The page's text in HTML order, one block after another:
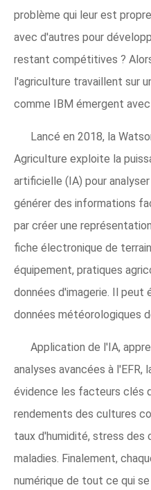
problème qui leur est
avec d'autres pour
restant compétitives ?
l'agriculture travaillent sur
comme IBM émergent
Lancé en 2018, la
Agriculture exploite la
artificielle (IA) pour
générer des informations
par créer une
fiche électronique de
équipement, pratiques
données d'imagerie. Il
données météorologiques
Application de l'IA,
analyses avancées à
évidence les facteurs clés
rendements des cultures
taux d'humidité, stress des
maladies. Finalement,
numérique de tout ce qui